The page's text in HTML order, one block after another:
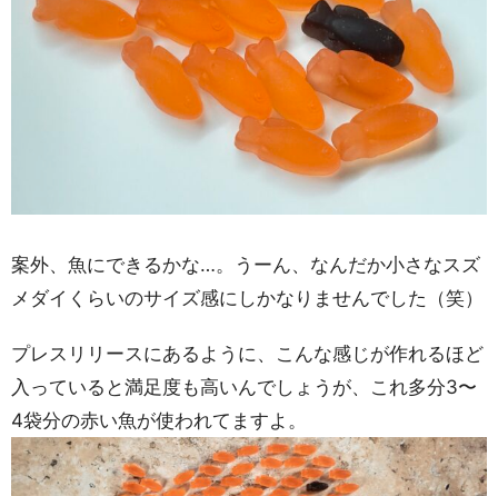
案外、魚にできるかな…。うーん、なんだか小さなスズ
メダイくらいのサイズ感にしかなりませんでした（笑）
プレスリリースにあるように、こんな感じが作れるほど
入っていると満足度も高いんでしょうが、これ多分3〜
4袋分の赤い魚が使われてますよ。